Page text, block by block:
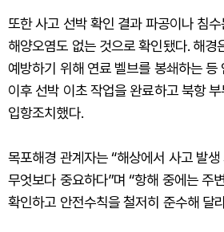
또한 사고 선박 확인 결과 파공이나 침수
해양오염도 없는 것으로 확인됐다. 해경
예방하기 위해 연료 벨브를 봉쇄하는 등
이후 선박 이초 작업을 완료하고 북항 부
입항조치했다.
목포해경 관계자는 “해상에서 사고 발
무엇보다 중요하다”며 “항해 중에는 주
확인하고 안전수칙을 철저히 준수해 달